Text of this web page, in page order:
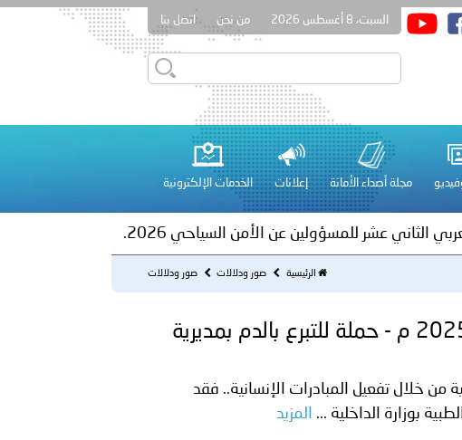
السبت، 8 أغسطس 2026 من نحن اتصل بنا
مجلة أصداء الأمانة إعلانات الخدمات الإلكترونية
بمناسبة صدور المرسومين الأميريين معالي النائب الأول لرئيس مجلس الوزراء
الأمن العام..
على الأعيان المدنية في مدينة نـجران
الثاني عشر للمسؤولين عن الأمن السياحي 2026.
- الشرطة الفلسطينية والكلية الدولية الجامعية للعلوم والصحة توقعان اتفاقية
الرئيسية صور ودلالات صور ودلالات
مـصـر ـ 1446/12/04هــ الموافق 2025/05/31 م - حملة للتبرع بالدم بمديرية
من خلال تفعيل المبادرات الإنسانية.. فقد
بوزارة الداخلية ...
المزيد